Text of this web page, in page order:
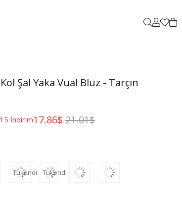
Şal Yaka Vual Bluz - Tarçın
15 İndirim 21.01$
17.86$
Tükendi Tükendi